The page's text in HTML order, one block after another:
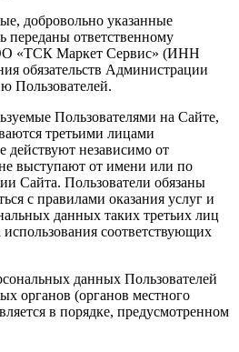
добровольно указанные
переданы ответственному
«ТСК Маркет Сервис» (ИНН
обязательств Администрации
Пользователей.
Пользователями на Сайте,
третьими лицами
действуют независимо от
выступают от имени или по
Сайта. Пользователи обязаны
с правилами оказания услуг и
данных таких третьих лиц
использования соответствующих
данных Пользователей
органов (органов местного
в порядке, предусмотренном